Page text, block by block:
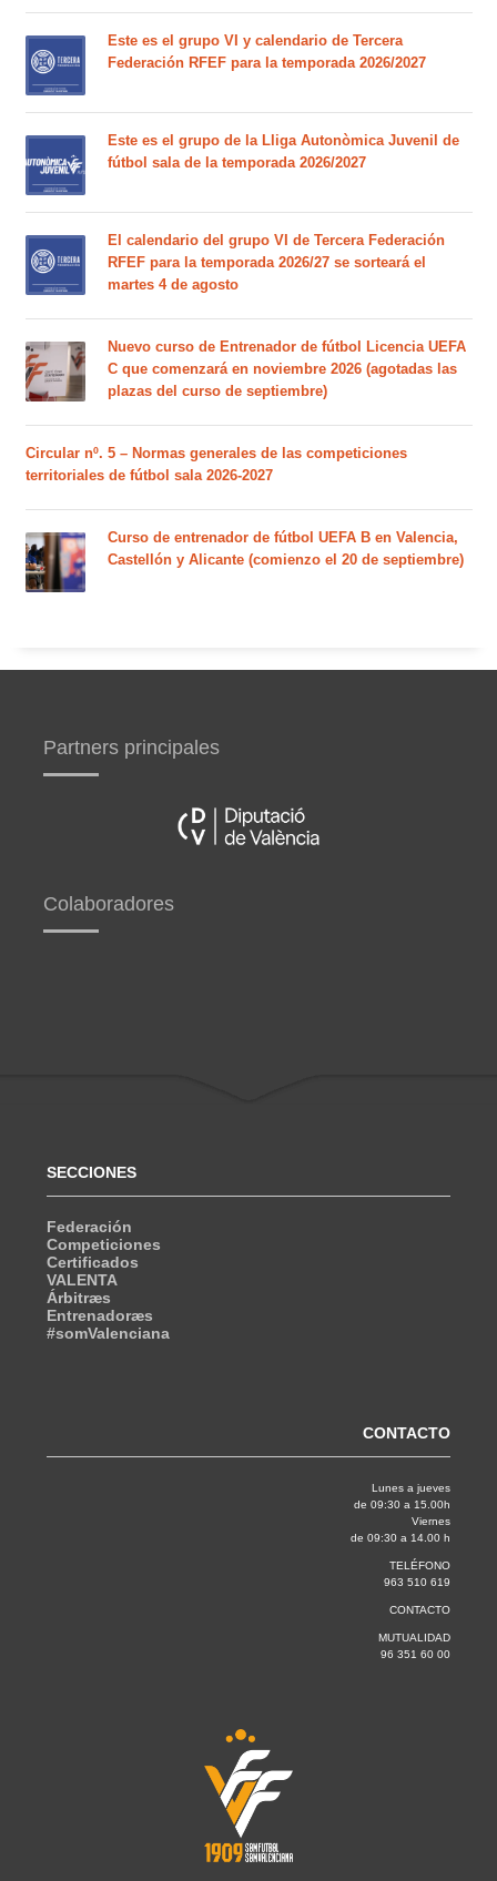
Este es el grupo VI y calendario de Tercera
Federación RFEF para la temporada 2026/2027
Este es el grupo de la Lliga Autonòmica Juvenil de
fútbol sala de la temporada 2026/2027
El calendario del grupo VI de Tercera Federación
RFEF para la temporada 2026/27 se sorteará el
martes 4 de agosto
Nuevo curso de Entrenador de fútbol Licencia UEFA
C que comenzará en noviembre 2026 (agotadas las
plazas del curso de septiembre)
Circular nº. 5 – Normas generales de las competiciones
territoriales de fútbol sala 2026-2027
Curso de entrenador de fútbol UEFA B en Valencia,
Castellón y Alicante (comienzo el 20 de septiembre)
Partners principales
Colaboradores
SECCIONES
Federación
Competiciones
Certificados
VALENTA
Árbitræs
Entrenadoræs
#somValenciana
CONTACTO
Lunes a jueves
de 09:30 a 15.00h
Viernes
de 09:30 a 14.00 h
TELÉFONO
963 510 619
CONTACTO
MUTUALIDAD
96 351 60 00